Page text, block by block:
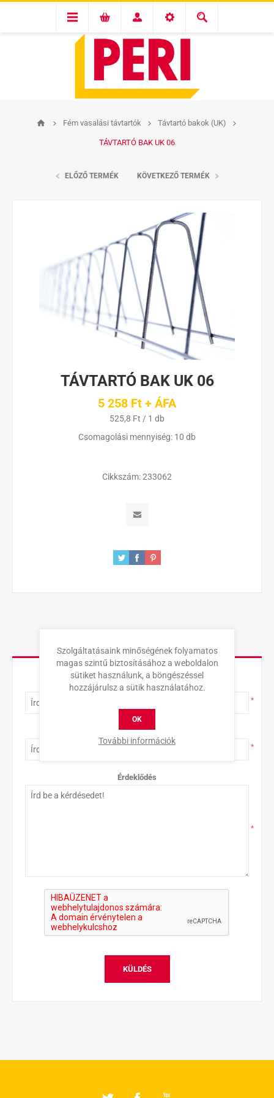
Fém vasalási távtartók Távtartó bakok (UK)
TÁVTARTÓ BAK UK 06
ELŐZŐ TERMÉK KÖVETKEZŐ TERMÉK
TÁVTARTÓ BAK UK 06
5 258 Ft + ÁFA
525,8 Ft / 1 db
Csomagolási mennyiség: 10 db
Cikkszám:233062
Teljes név
*
E-mail-cím
*
Érdeklődés
*
KÜLDÉS
Szolgáltatásaink minőségének folyamatos
magas szintű biztosításához a weboldalon
sütiket használunk, a böngészéssel
hozzájárulsz a sütik használatához.
OK
További információk